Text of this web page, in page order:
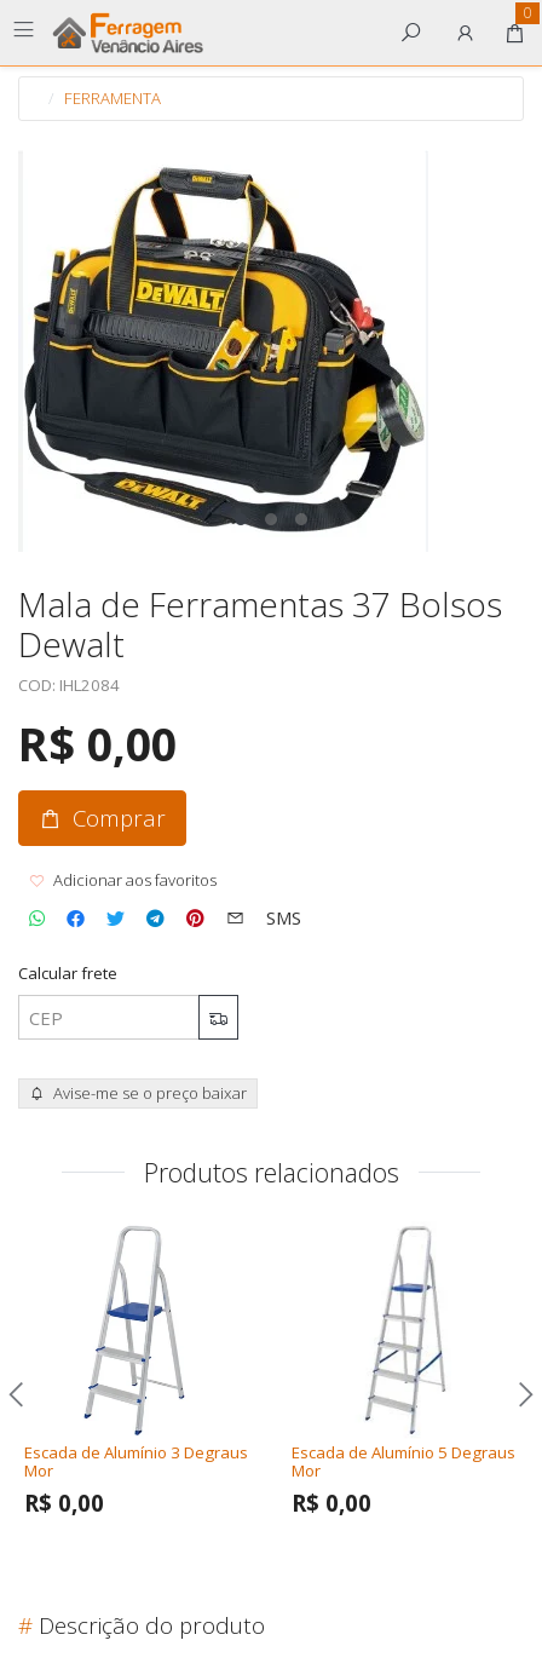
0
FERRAMENTA
Mala de Ferramentas 37 Bolsos
Dewalt
COD: IHL2084
R$ 0,00
Comprar
Adicionar aos favoritos
SMS
Calcular frete
Avise-me se o preço baixar
Produtos relacionados
Escada de Alumínio 3 Degraus
Mor
R$ 0,00
Escada de Alumínio 5 Degraus
Mor
R$ 0,00
# Descrição do produto